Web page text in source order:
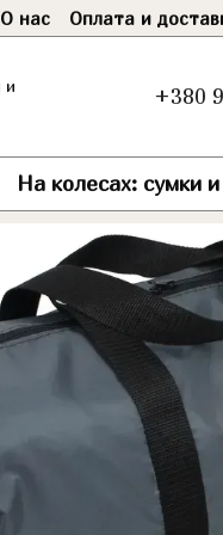
О нас
Оплата и
+380
На колесах: сумки